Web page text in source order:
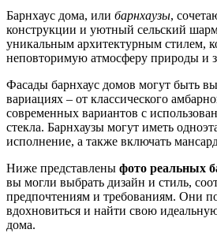
Барнхауc дома, или барнхаузы,
конструкции и уютный сельский
уникальным архитектурным стилем,
неповторимую атмосферу природы и
Фасады барнхауc домов могут быть
вариациях – от классического
современных вариантов с
стекла. Барнхаузы могут иметь
исполнение, а также включать
Ниже представлены фото реальных
вы могли выбрать дизайн и стиль,
предпочтениям и требованиям. Они
вдохновиться и найти свою
дома.